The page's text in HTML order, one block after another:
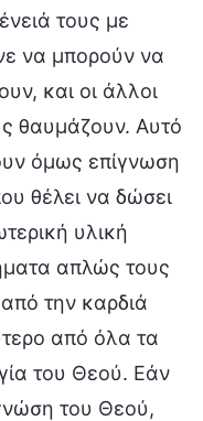
τους με
να μπορούν να
και οι άλλοι
θαυμάζουν. Αυτό
όμως επίγνωση
θέλει να δώσει
υλική
απλώς τους
την καρδιά
από όλα τα
του Θεού. Εάν
του Θεού,